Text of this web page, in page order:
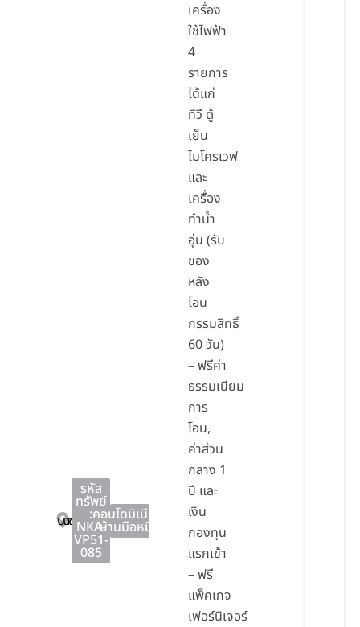
บางละมุง
บางละมุง
ชลบุรี
รหัส
ทรัพย์
:
NKA-
VP51-
085
คอนโดมิเนียม
บ้านมือหนึ่ง
เครื่อง
ใช้ไฟฟ้า
4
รายการ
ได้แก่
ทีวี ตู้
เย็น
ไมโครเวฟ
และ
เครื่อง
ทำน้ำ
อุ่น (รับ
ของ
หลัง
โอน
กรรมสิทธิ์
60 วัน)
– ฟรีค่า
ธรรมเนียม
การ
โอน,
ค่าส่วน
กลาง 1
ปี และ
เงิน
กองทุน
แรกเข้า
– ฟรี
แพ็คเกจ
เฟอร์นิเจอร์